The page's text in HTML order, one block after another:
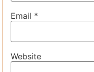
Email *
Website